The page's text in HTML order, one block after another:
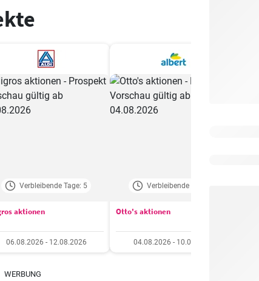
Verbleibende Tage: 5
aktionen
06.08.2026 - 12.08.2026
Verbleibende Tage: 3
Otto's aktionen
04.08.2026 - 10.08.2026
WERBUNG